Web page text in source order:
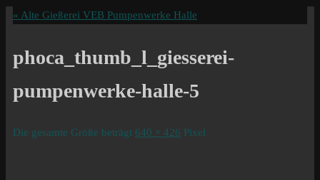
« Alte Gießerei VEB Pumpenwerke Halle
phoca_thumb_l_giesserei-
pumpenwerke-halle-5
Die gesamte Größe beträgt 640 × 426 Pixel